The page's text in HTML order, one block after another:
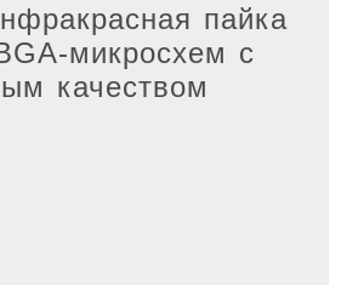
пайка
микросхем с
качеством